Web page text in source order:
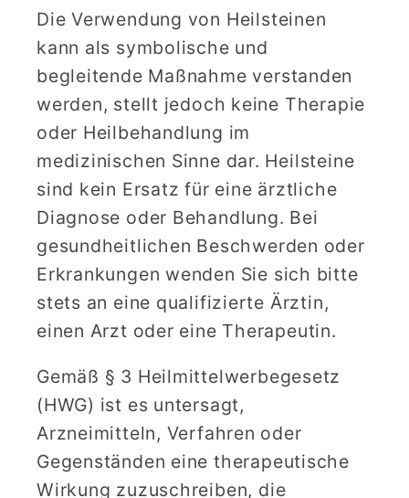
Die Verwendung von Heilsteinen
kann als symbolische und
begleitende Maßnahme verstanden
werden, stellt jedoch keine Therapie
oder Heilbehandlung im
medizinischen Sinne dar. Heilsteine
sind kein Ersatz für eine ärztliche
Diagnose oder Behandlung. Bei
gesundheitlichen Beschwerden oder
Erkrankungen wenden Sie sich bitte
stets an eine qualifizierte Ärztin,
einen Arzt oder eine Therapeutin.
Gemäß § 3 Heilmittelwerbegesetz
(HWG) ist es untersagt,
Arzneimitteln, Verfahren oder
Gegenständen eine therapeutische
Wirkung zuzuschreiben, die